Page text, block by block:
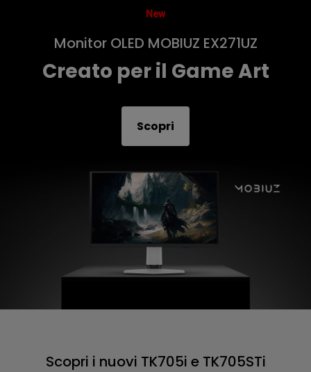
New
Monitor OLED MOBIUZ EX271UZ
Creato per il Game Art
Scopri
Scopri i nuovi TK705i e TK705STi